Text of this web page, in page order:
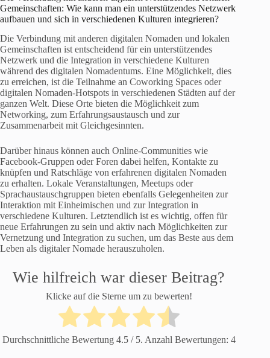
Gemeinschaften: Wie kann man ein unterstützendes Netzwerk
aufbauen und sich in verschiedenen Kulturen integrieren?
Die Verbindung mit anderen digitalen Nomaden und lokalen
Gemeinschaften ist entscheidend für ein unterstützendes
Netzwerk und die Integration in verschiedene Kulturen
während des digitalen Nomadentums. Eine Möglichkeit, dies
zu erreichen, ist die Teilnahme an Coworking Spaces oder
digitalen Nomaden-Hotspots in verschiedenen Städten auf der
ganzen Welt. Diese Orte bieten die Möglichkeit zum
Networking, zum Erfahrungsaustausch und zur
Zusammenarbeit mit Gleichgesinnten.
Darüber hinaus können auch Online-Communities wie
Facebook-Gruppen oder Foren dabei helfen, Kontakte zu
knüpfen und Ratschläge von erfahrenen digitalen Nomaden
zu erhalten. Lokale Veranstaltungen, Meetups oder
Sprachaustauschgruppen bieten ebenfalls Gelegenheiten zur
Interaktion mit Einheimischen und zur Integration in
verschiedene Kulturen. Letztendlich ist es wichtig, offen für
neue Erfahrungen zu sein und aktiv nach Möglichkeiten zur
Vernetzung und Integration zu suchen, um das Beste aus dem
Leben als digitaler Nomade herauszuholen.
Wie hilfreich war dieser Beitrag?
Klicke auf die Sterne um zu bewerten!
Durchschnittliche Bewertung 4.5/ 5. Anzahl Bewertungen: 4